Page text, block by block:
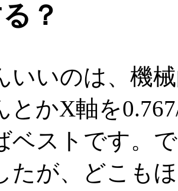
？
いいのは、機
とかX軸を
ベストです。
たが、どこも